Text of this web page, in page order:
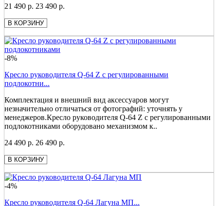
21 490 р. 23 490 р.
В КОРЗИНУ
-8%
Кресло руководителя Q-64 Z с регулированными
подлокотни...
Комплектация и внешний вид аксессуаров могут
незначительно отличаться от фотографий: уточнять у
менеджеров.Кресло руководителя Q-64 Z с регулированными
подлокотниками оборудовано механизмом к..
24 490 р. 26 490 р.
В КОРЗИНУ
-4%
Кресло руководителя Q-64 Лагуна МП...